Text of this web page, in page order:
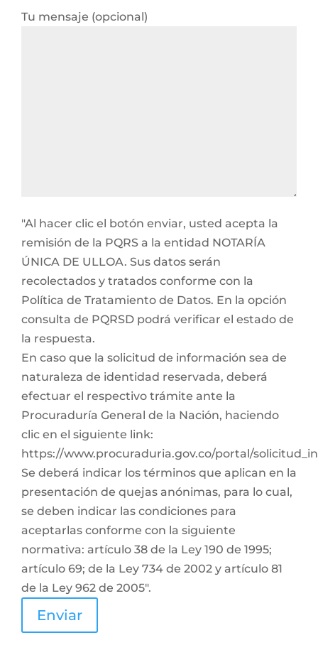
Tu mensaje (opcional)
"Al hacer clic el botón enviar, usted acepta la
remisión de la PQRS a la entidad NOTARÍA
ÚNICA DE ULLOA. Sus datos serán
recolectados y tratados conforme con la
Política de Tratamiento de Datos. En la opción
consulta de PQRSD podrá verificar el estado de
la respuesta.
En caso que la solicitud de información sea de
naturaleza de identidad reservada, deberá
efectuar el respectivo trámite ante la
Procuraduría General de la Nación, haciendo
clic en el siguiente link:
https://www.procuraduria.gov.co/portal/
Se deberá indicar los términos que aplican en la
presentación de quejas anónimas, para lo cual,
se deben indicar las condiciones para
aceptarlas conforme con la siguiente
normativa: artículo 38 de la Ley 190 de 1995;
artículo 69; de la Ley 734 de 2002 y artículo 81
de la Ley 962 de 2005".
Enviar